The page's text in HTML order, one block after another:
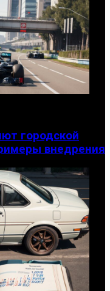
городской
внедрения